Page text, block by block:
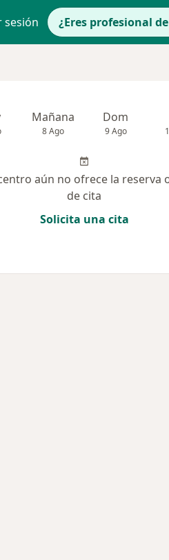
sesión ¿Eres profesional
Mañana
8 Ago
Dom
9 Ago
aún no ofrece la reserva
de cita
Solicita una cita